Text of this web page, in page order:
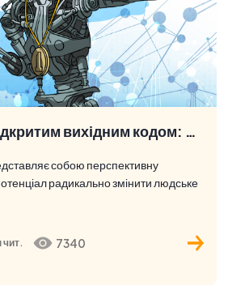
Найкращі AI з відкритим вихідним кодом: Топ 17 найкращих платформ та інструментів штучного інтелекту
собою перспективну
радикально змінити людське
чит. 7340